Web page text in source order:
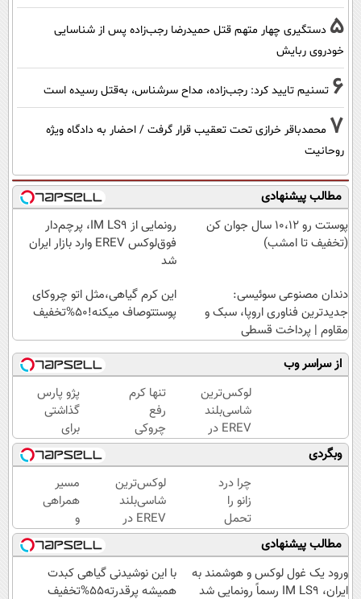
5 دستگیری چهار متهم قتل حمیدرضا رجب‌زاده پس از شناسایی
خودروی ربایش
6 تسنیم تایید کرد: رجب‌زاده، مداح سرشناس، به‌قتل رسیده است
7 محمدباقر خرازی تحت تعقیب قرار گرفت / احضار به دادگاه ویژه
روحانیت
مطالب پیشنهادی
پوستت رو 10،12 سال جوان کن
(تخفیف تا امشب)
رونمایی از IM LS9، پرچم‌دار
فوق‌لوکس EREV وارد بازار ایران
شد
دندان مصنوعی سوئیسی:
جدیدترین فناوری اروپا، سبک و
مقاوم | پرداخت قسطی
این کرم گیاهی،مثل اتو چروکای
پوستتوصاف میکنه!50%تخفیف
از سراسر وب
لوکس‌ترین
شاسی‌بلند
EREV در
ایران،
توسط نیکا
موتور
رونمایی
شد!
تنها کرم
رفع
چروکی
که
مجوز
رسمی
وزارت
بهداشت
دارد
پژو پارس
گذاشتی
برای
فروش؟؟
اینجا
راحت
بفروشش
وبگردی
چرا درد
زانو را
تحمل
می‌کنی؟
خیلی
ساده
درمنزل
لوکس‌ترین
شاسی‌بلند
EREV در
ایران،
توسط نیکا
موتور
رونمایی
مسیر
همراهی
و
گزارش
عملکرد
گروه
اسنپ
مطالب پیشنهادی
ورود یک غول لوکس و هوشمند به
ایران، IM LS9 رسماً رونمایی شد
با این نوشیدنی گیاهی کبدت
همیشه پرقدرته55%تخفیف